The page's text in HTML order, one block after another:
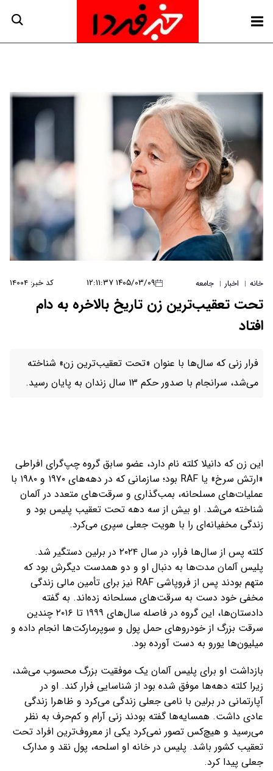
خانه | اخبار | جامعه ۱۴۰۵/۰۳/۰۹ ۱۲:۱۱:۳۷ کد خبر: ۱۴۰۰۴
تحت تعقیب‌ترین زن تاریخ بالاخره به دام
افتاد
فرار زنی که سال‌ها با عنوان «تحت تعقیب‌ترین زن» شناخته
می‌شد، سرانجام با صدور حکم ۱۳ سال زندان به پایان رسید.
این زن که دانیلا کلته نام دارد، عضو سابق گروه چپ‌گرای افراطی
«ارتش سرخ» یا RAF بود؛ سازمانی که در دهه‌های ۱۹۷۰ و ۱۹۸۰ با
عملیات‌های مسلحانه، بمب‌گذاری و سرقت‌های متعدد در آلمان
شناخته می‌شد. او بیش از سه دهه تحت تعقیب پلیس بود و
زندگی مخفیانه‌ای را با هویت جعلی سپری می‌کرد.
کلته پس از سال‌ها فرار، در سال ۲۰۲۴ در برلین دستگیر شد.
پلیس آلمان مدت‌ها به دنبال او و دو همدست دیگرش بود که
متهم بودند پس از فروپاشی RAF نیز برای تأمین مالی زندگی
مخفی خود دست به سرقت‌های مسلحانه زده‌اند. به گفته
دادستان‌ها، این گروه در فاصله سال‌های ۱۹۹۹ تا ۲۰۱۶ چندین
سرقت بزرگ از خودروهای حمل پول و سوپرمارکت‌ها انجام داده و
میلیون‌ها یورو به دست آورده بود.
بازداشت او برای پلیس آلمان یک موفقیت بزرگ محسوب می‌شد،
زیرا کلته دهه‌ها موفق شده بود از شناسایی فرار کند. او در
آپارتمانی در برلین با نامی جعلی زندگی می‌کرد و ظاهرا زندگی
عادی داشت. همسایه‌ها گفته بودند زنی آرام و کم‌حرف به نظر
می‌رسید و هیچ‌کس تصور نمی‌کرد یکی از معروف‌ترین افراد تحت
تعقیب کشور باشد. پلیس در خانه او اسلحه، پول نقد و مدارک
جعلی پیدا کرد.